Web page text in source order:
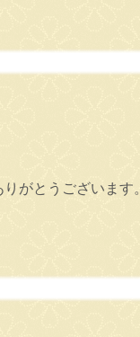
がとうございます。